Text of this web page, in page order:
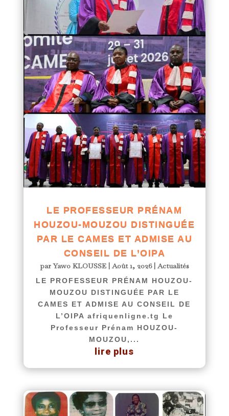
LE PROFESSEUR PRÉNAM
HOUZOU-MOUZOU DISTINGUÉE
PAR LE CAMES ET ADMISE AU
CONSEIL DE L’OIPA
parYawo KLOUSSE|Août 1, 2026|Actualités
LE PROFESSEUR PRÉNAM HOUZOU-
MOUZOU DISTINGUÉE PAR LE
CAMES ET ADMISE AU CONSEIL DE
L’OIPA afriquenligne.tg Le
Professeur Prénam HOUZOU-
MOUZOU,...
lire plus